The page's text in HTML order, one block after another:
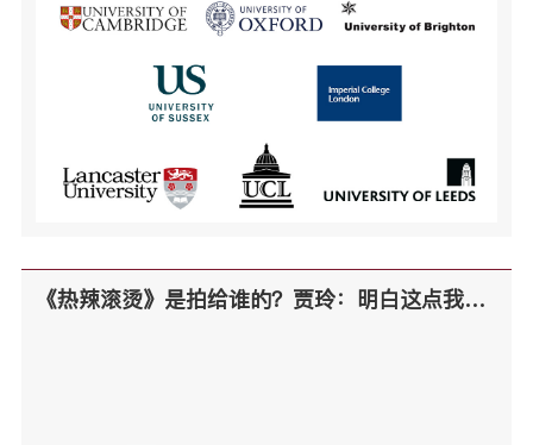
《热辣滚烫》是拍给谁的？贾玲：明白这点我花了四十二年